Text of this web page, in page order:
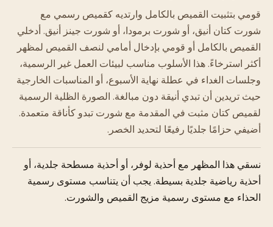
قومي بتثبيت القميص بالكامل وارتديه كقميص رسمي مع
شورت كتان أنيق، أو شورت برمودا، أو شورت جينز أنيق. أدخلي
القميص بالكامل أو قومي بإدخال أمامي لنصف القميص لمظهر
أكثر استرخاءً. هذا الأسلوب مناسب لبيئات العمل غير الرسمية،
وجلسات الغداء في عطلة نهاية الأسبوع، أو المناسبات الخارجية
حيث تريدين أن تبدي أنيقة دون مبالغة. الصورة الظلية الرسمية
لقميص كتان مثبت في المقدمة مع شورت تبدو كأناقة متعمدة.
أضيفي حزامًا جلديًا رفيعًا لتحديد الخصر.
نسقي هذا المظهر مع أحذية لوفر، أو أحذية مسطحة جلدية، أو
أحذية رياضية جلدية بسيطة. يجب أن يتناسب مستوى رسمية
الحذاء مع مستوى رسمية مزيج القميص والشورت.